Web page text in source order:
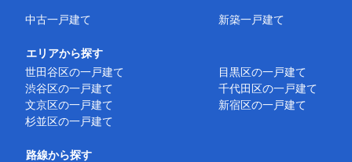
中古一戸建て 新築一戸建て
エリアから探す
世田谷区の一戸建て
目黒区の一戸建て
渋谷区の一戸建て
千代田区の一戸建て
文京区の一戸建て
新宿区の一戸建て
杉並区の一戸建て
路線から探す